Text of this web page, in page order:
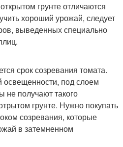
грунте отличаются
хороший урожай, следует
выведенных специально
срок созревания томата.
освещенности, под слоем
не получают такого
грунте. Нужно покупать
созревания, которые
в затемненном